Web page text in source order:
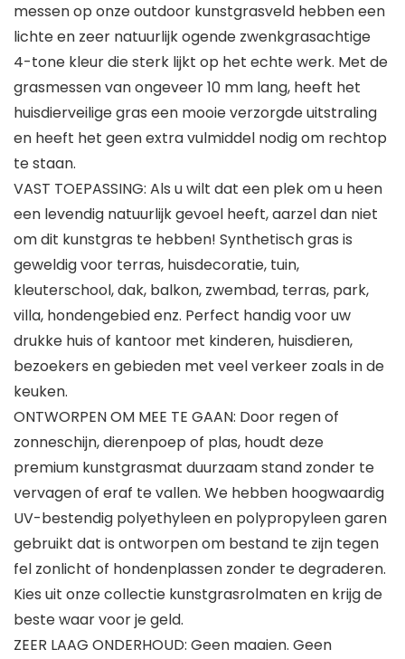
messen op onze outdoor kunstgrasveld hebben een
lichte en zeer natuurlijk ogende zwenkgrasachtige
4-tone kleur die sterk lijkt op het echte werk. Met de
grasmessen van ongeveer 10 mm lang, heeft het
huisdierveilige gras een mooie verzorgde uitstraling
en heeft het geen extra vulmiddel nodig om rechtop
te staan.
VAST TOEPASSING: Als u wilt dat een plek om u heen
een levendig natuurlijk gevoel heeft, aarzel dan niet
om dit kunstgras te hebben! Synthetisch gras is
geweldig voor terras, huisdecoratie, tuin,
kleuterschool, dak, balkon, zwembad, terras, park,
villa, hondengebied enz. Perfect handig voor uw
drukke huis of kantoor met kinderen, huisdieren,
bezoekers en gebieden met veel verkeer zoals in de
keuken.
ONTWORPEN OM MEE TE GAAN: Door regen of
zonneschijn, dierenpoep of plas, houdt deze
premium kunstgrasmat duurzaam stand zonder te
vervagen of eraf te vallen. We hebben hoogwaardig
UV-bestendig polyethyleen en polypropyleen garen
gebruikt dat is ontworpen om bestand te zijn tegen
fel zonlicht of hondenplassen zonder te degraderen.
Kies uit onze collectie kunstgrasrolmaten en krijg de
beste waar voor je geld.
ZEER LAAG ONDERHOUD: Geen maaien. Geen